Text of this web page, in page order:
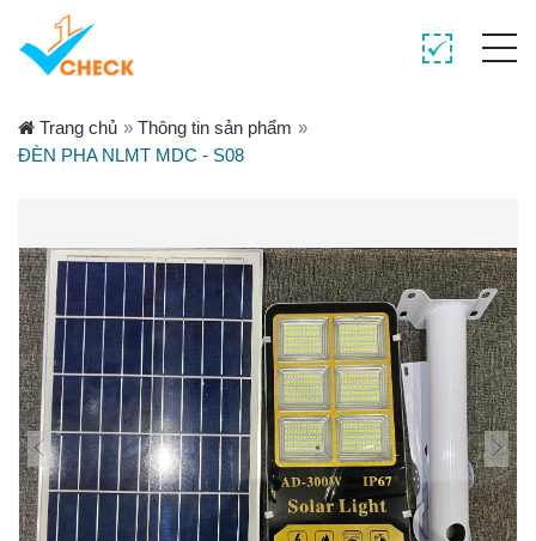
Trang chủ » Thông tin sản phẩm »
ĐÈN PHA NLMT MDC - S08